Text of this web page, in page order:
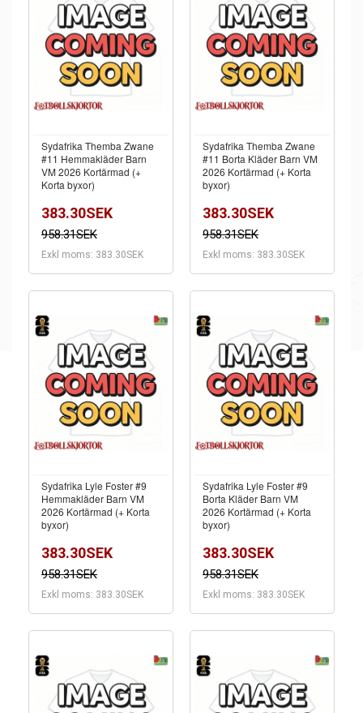
Sydafrika Themba Zwane
#11 Hemmakläder Barn
VM 2026 Kortärmad (+
Korta byxor)
383.30SEK
958.31SEK
Exkl moms: 383.30SEK
Sydafrika Themba Zwane
#11 Borta Kläder Barn VM
2026 Kortärmad (+ Korta
byxor)
383.30SEK
958.31SEK
Exkl moms: 383.30SEK
Sydafrika Lyle Foster #9
Hemmakläder Barn VM
2026 Kortärmad (+ Korta
byxor)
383.30SEK
958.31SEK
Exkl moms: 383.30SEK
Sydafrika Lyle Foster #9
Borta Kläder Barn VM
2026 Kortärmad (+ Korta
byxor)
383.30SEK
958.31SEK
Exkl moms: 383.30SEK